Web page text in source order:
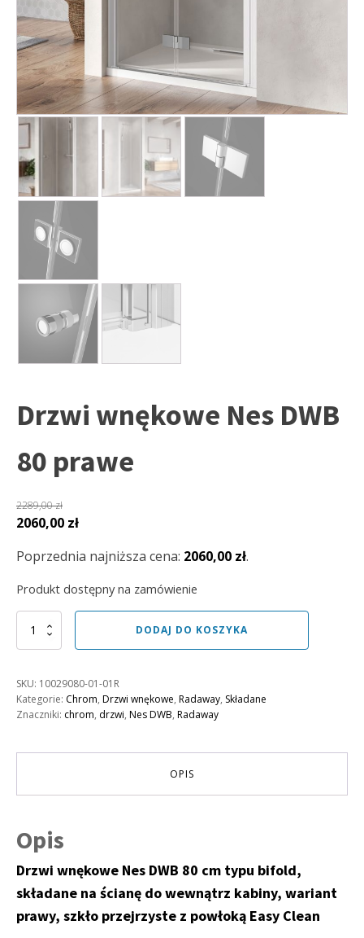
Drzwi wnękowe Nes DWB
80 prawe
2289,00zł
Pierwotna
wynosiła:
2289,00 zł.
2060,00 złAktualna
wynosi:
2060,00 zł.
Poprzednia najniższa cena: 2060,00 zł.
Produkt dostępny na zamówienie
ilość
DWB
80
prawe
DODAJ DO KOSZYKA
SKU: 10029080-01-01R
Kategorie: Chrom, Drzwi wnękowe, Radaway, Składane
Znaczniki: chrom, drzwi, Nes DWB, Radaway
OPIS
Opis
Drzwi wnękowe Nes DWB 80 cm typu bifold,
składane na ścianę do wewnątrz kabiny, wariant
prawy, szkło przejrzyste z powłoką Easy Clean